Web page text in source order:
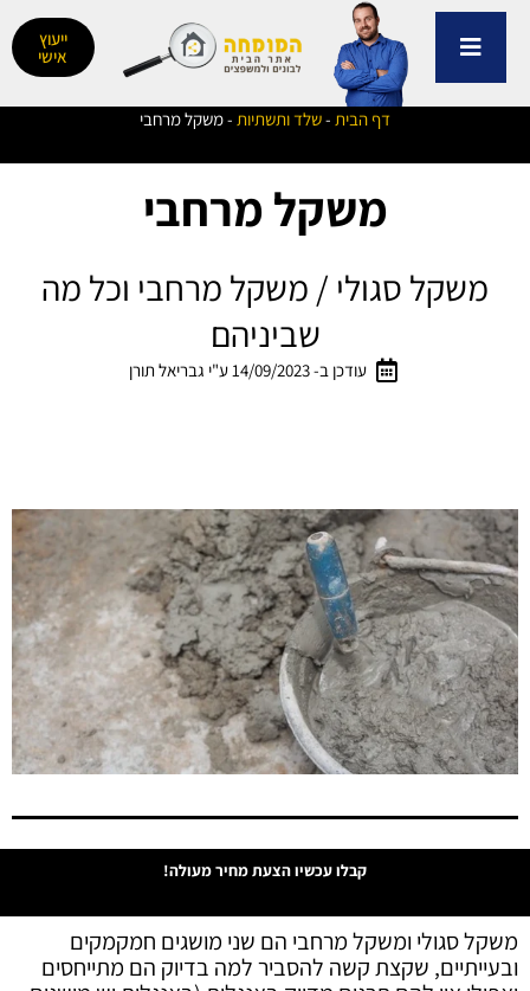
דילוג
ייעוץ
אישי
דף הבית -שלד ותשתיות -משקל מרחבי
משקל מרחבי
משקל סגולי / משקל מרחבי וכל מה
שביניהם
עודכן ב- 14/09/2023 ע"י גבריאל תורן
קבלו עכשיו הצעת מחיר מעולה!
משקל סגולי ומשקל מרחבי הם שני מושגים חמקמקים
ובעייתיים, שקצת קשה להסביר למה בדיוק הם מתייחסים